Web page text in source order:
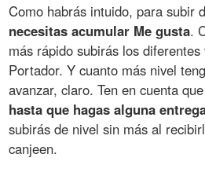
Como habrás intuido, para subir
necesitas acumular Me gusta.
más rápido subirás los
Portador. Y cuanto más nivel
avanzar, claro. Ten en cuenta que
hasta que hagas alguna
subirás de nivel sin más al
canjeen.